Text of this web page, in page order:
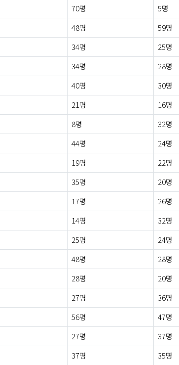
70명 5명
48명 59명
34명 25명
34명 28명
40명 30명
21명 16명
8명 32명
44명 24명
19명 22명
35명 20명
17명 26명
14명 32명
25명 24명
48명 28명
28명 20명
27명 36명
56명 47명
27명 37명
37명 35명